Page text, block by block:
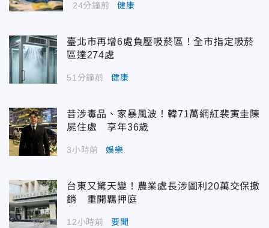
24分鐘前 健康
臺北市再增6處負壓吸菸區！全市指定吸菸
區達274處
51分鐘前 健康
昔涉毒品、家暴風波！韓71萬網紅裴寅圭陳
屍住處 享年36歲
3小時前 娛樂
台東又驚天變！農業處長涉圖利20萬交保撤
銷 重開羈押庭
12小時前 要聞